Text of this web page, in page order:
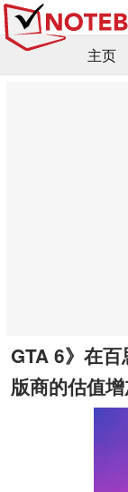
主页
GTA 6》在
版商的估值